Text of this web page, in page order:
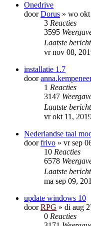
Onedrive
doorDorus » wo okt
3 Reacties
3595
Laatste bericht
vr nov 08,
installatie 1.7
door
1 Reacties
3147
Laatste bericht
vr okt 11,
Nederlandse taal
doorfrivo » vr sep
10 Reacties
6578
Laatste bericht
ma sep 09,
update windows 10
doorRPG » di aug
0 Reacties